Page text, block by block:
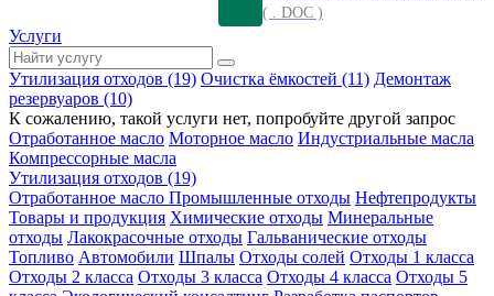
( . DOC )
Услуги
Утилизация отходов (19) Очистка ёмкостей (11) Демонтаж
резервуаров (10)
К сожалению, такой услуги нет, попробуйте другой запрос
Отработанное масло Моторное масло Индустриальные масла
Компрессорные масла
Утилизация отходов (19)
Отработанное масло Промышленные отходы Нефтепродукты
Товары и продукция Химические отходы Минеральные
отходы Лакокрасочные отходы Гальванические отходы
Топливо Автомобили Шпалы Отходы солей Отходы 1 класса
Отходы 2 класса Отходы 3 класса Отходы 4 класса Отходы 5